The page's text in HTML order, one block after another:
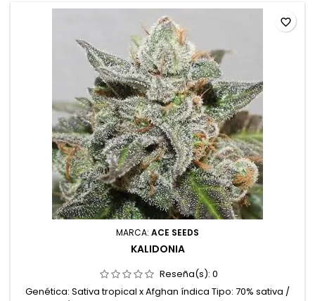
MARCA: ACE SEEDS
KALIDONIA
Reseña(s): 0
Genética: Sativa tropical x Afghan índica Tipo: 70% sativa /
favorite_border